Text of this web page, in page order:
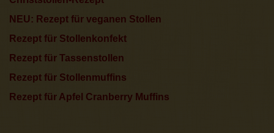
NEU: Rezept für veganen Stollen
Rezept für Stollenkonfekt
Rezept für Tassenstollen
Rezept für Stollenmuffins
Rezept für Apfel Cranberry Muffins